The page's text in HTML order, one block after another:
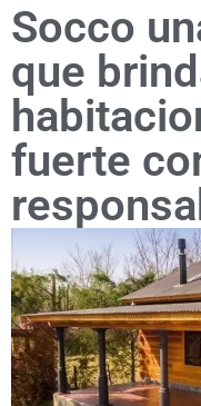
Socco
que
fuerte